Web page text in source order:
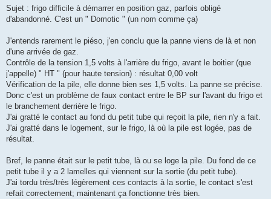
u
Sujet : frigo difficile à démarrer en position gaz, parfois obligé
d'abandonné. C'est un " Domotic " (un nom comme ça)
J'entends rarement le piéso, j'en conclu que la panne viens de là et non
d'une arrivée de gaz.
Contrôle de la tension 1,5 volts à l'arrière du frigo, avant le boitier (que
j'appelle) " HT " (pour haute tension) : résultat 0,00 volt
Vérification de la pile, elle donne bien ses 1,5 volts. La panne se précise.
Donc c'est un problème de faux contact entre le BP sur l'avant du frigo et
le branchement derrière le frigo.
J'ai gratté le contact au fond du petit tube qui reçoit la pile, rien n'y a fait.
J'ai gratté dans le logement, sur le frigo, là où la pile est logée, pas de
résultat.
Bref, le panne était sur le petit tube, là ou se loge la pile. Du fond de ce
petit tube il y a 2 lamelles qui viennent sur la sortie (du petit tube).
J'ai tordu très/très légèrement ces contacts à la sortie, le contact s'est
refait correctement; maintenant ça fonctionne très bien.